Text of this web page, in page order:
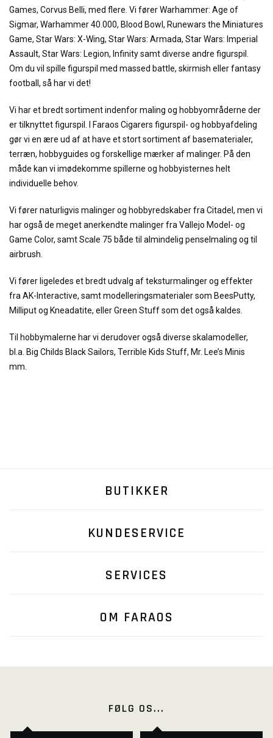
Games, Corvus Belli, med flere. Vi fører Warhammer: Age of
Sigmar, Warhammer 40.000, Blood Bowl, Runewars the Miniatures
Game, Star Wars: X-Wing, Star Wars: Armada, Star Wars: Imperial
Assault, Star Wars: Legion, Infinity samt diverse andre figurspil.
Om du vil spille figurspil med massed battle, skirmish eller fantasy
football, så har vi det!
Vi har et bredt sortiment indenfor maling og hobbyområderne der
er tilknyttet figurspil. I Faraos Cigarers figurspil- og hobbyafdeling
gør vi en ære ud af at have et stort sortiment af basematerialer,
terræn, hobbyguides og forskellige mærker af malinger. På den
måde kan vi imødekomme spillerne og hobbyisternes helt
individuelle behov.
Vi fører naturligvis malinger og hobbyredskaber fra Citadel, men vi
har også de meget anerkendte malinger fra Vallejo Model- og
Game Color, samt Scale 75 både til almindelig penselmaling og til
airbrush.
Vi fører ligeledes et bredt udvalg af teksturmalinger og effekter
fra AK-Interactive, samt modelleringsmaterialer som BeesPutty,
Milliput og Kneadatite, eller Green Stuff som det også kaldes.
Til hobbymalerne har vi derudover også diverse skalamodeller,
bl.a. Big Childs Black Sailors, Terrible Kids Stuff, Mr. Lee’s Minis
mm.
BUTIKKER
KUNDESERVICE
SERVICES
OM FARAOS
FØLG OS...